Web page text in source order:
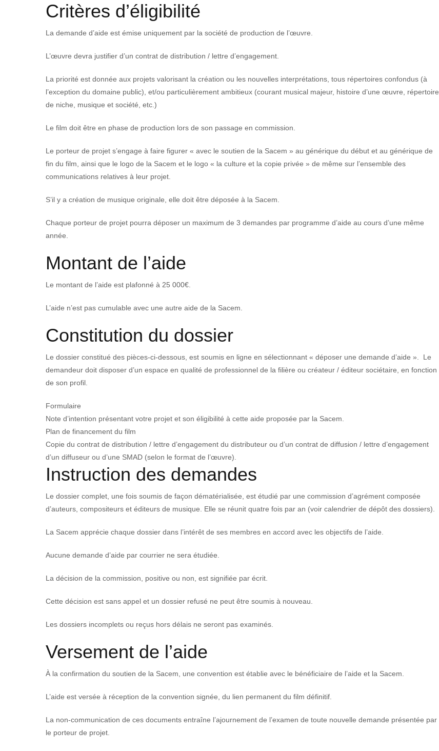
Critères d’éligibilité
La demande d’aide est émise uniquement par la société de production de l’œuvre.
L’œuvre devra justifier d’un contrat de distribution / lettre d’engagement.
La priorité est donnée aux projets valorisant la création ou les nouvelles interprétations, tous répertoires confondus (à
l’exception du domaine public), et/ou particulièrement ambitieux (courant musical majeur, histoire d’une œuvre, répertoire
de niche, musique et société, etc.)
Le film doit être en phase de production lors de son passage en commission.
Le porteur de projet s’engage à faire figurer « avec le soutien de la Sacem » au générique du début et au générique de
fin du film, ainsi que le logo de la Sacem et le logo « la culture et la copie privée » de même sur l’ensemble des
communications relatives à leur projet.
S’il y a création de musique originale, elle doit être déposée à la Sacem.
Chaque porteur de projet pourra déposer un maximum de 3 demandes par programme d’aide au cours d’une même
année.
Montant de l’aide
Le montant de l’aide est plafonné à 25 000€.
L’aide n’est pas cumulable avec une autre aide de la Sacem.
Constitution du dossier
Le dossier constitué des pièces-ci-dessous, est soumis en ligne en sélectionnant « déposer une demande d’aide ». Le
demandeur doit disposer d’un espace en qualité de professionnel de la filière ou créateur / éditeur sociétaire, en fonction
de son profil.
Formulaire
Note d’intention présentant votre projet et son éligibilité à cette aide proposée par la Sacem.
Plan de financement du film
Copie du contrat de distribution / lettre d’engagement du distributeur ou d’un contrat de diffusion / lettre d’engagement
d’un diffuseur ou d’une SMAD (selon le format de l’œuvre).
Instruction des demandes
Le dossier complet, une fois soumis de façon dématérialisée, est étudié par une commission d’agrément composée
d’auteurs, compositeurs et éditeurs de musique. Elle se réunit quatre fois par an (voir calendrier de dépôt des dossiers).
La Sacem apprécie chaque dossier dans l’intérêt de ses membres en accord avec les objectifs de l’aide.
Aucune demande d’aide par courrier ne sera étudiée.
La décision de la commission, positive ou non, est signifiée par écrit.
Cette décision est sans appel et un dossier refusé ne peut être soumis à nouveau.
Les dossiers incomplets ou reçus hors délais ne seront pas examinés.
Versement de l’aide
À la confirmation du soutien de la Sacem, une convention est établie avec le bénéficiaire de l’aide et la Sacem.
L’aide est versée à réception de la convention signée, du lien permanent du film définitif.
La non-communication de ces documents entraîne l’ajournement de l’examen de toute nouvelle demande présentée par
le porteur de projet.